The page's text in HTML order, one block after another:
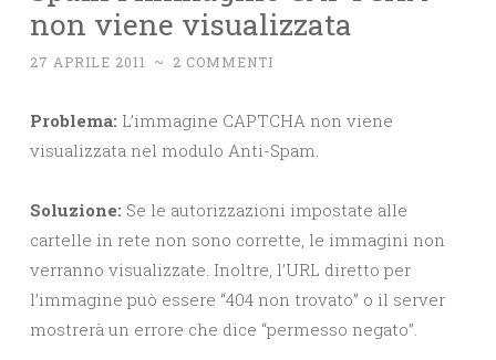
non viene visualizzata
27 APRILE 2011 ~ 2 COMMENTI
Problema: L’immagine CAPTCHA non viene
visualizzata nel modulo Anti-Spam.
Soluzione: Se le autorizzazioni impostate alle
cartelle in rete non sono corrette, le immagini non
verranno visualizzate. Inoltre, l’URL diretto per
l’immagine può essere “404 non trovato” o il server
mostrerà un errore che dice “permesso negato”.